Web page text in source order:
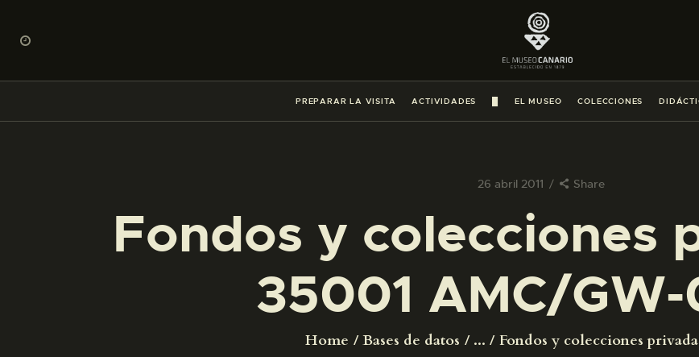
PREPARAR LA VISITA ACTIVIDADES EL MUSEO COLECCIONES
26 abril 2011 Share
Fondos y colecciones
35001 AMC/GW-
Home Bases de datos ... Fondos y colecciones
PREPARAR LA VISITA
ACTIVIDADES
█
COLECCIONES
DIDÁCTICA
ESPAÑOL